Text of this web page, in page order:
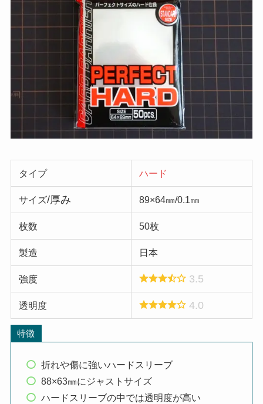
タイプ ハード
サイズ/厚み 89×64㎜/0.1㎜
枚数 50枚
製造 日本
強度 3.5
透明度 4.0
特徴
折れや傷に強いハードスリーブ
88×63㎜にジャストサイズ
ハードスリーブの中では透明度が高い